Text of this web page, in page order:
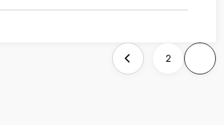
تعدد
صفحات
2